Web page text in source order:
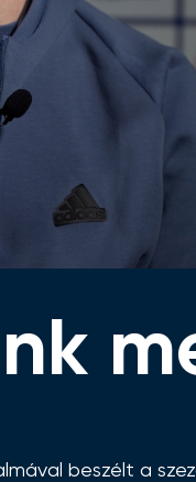
Video
beszélt a